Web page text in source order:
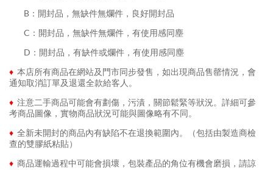
B：開封品，無缺件無爛件，良好開封品
C：開封品，無缺件無爛件，有使用感同塵
D：開封品，有缺件或爛件，有使用感同塵
♦ 本店所有商品在網站及門市同步發售，如出現商品售罄情況，會
通知取消訂單及退還全款給客人。
♦ 注意二手商品可能會有劃傷，污漬，關節鬆緊等狀況。詳細可參
考商品圖像，實物商品狀況可能與圖像略有不同。
♦ 全新未開封的商品內有缺陷不在退換範圍內。（包括由製造商檢
查的雙膠紙粘貼）
♦ 商品運輸過程中可能會損壞，包裝產品的角位有機會磨損，請諒